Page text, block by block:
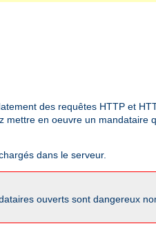
des requêtes HTTP et
mettre en oeuvre un mandataire
dans le serveur.
ouverts sont dangereux